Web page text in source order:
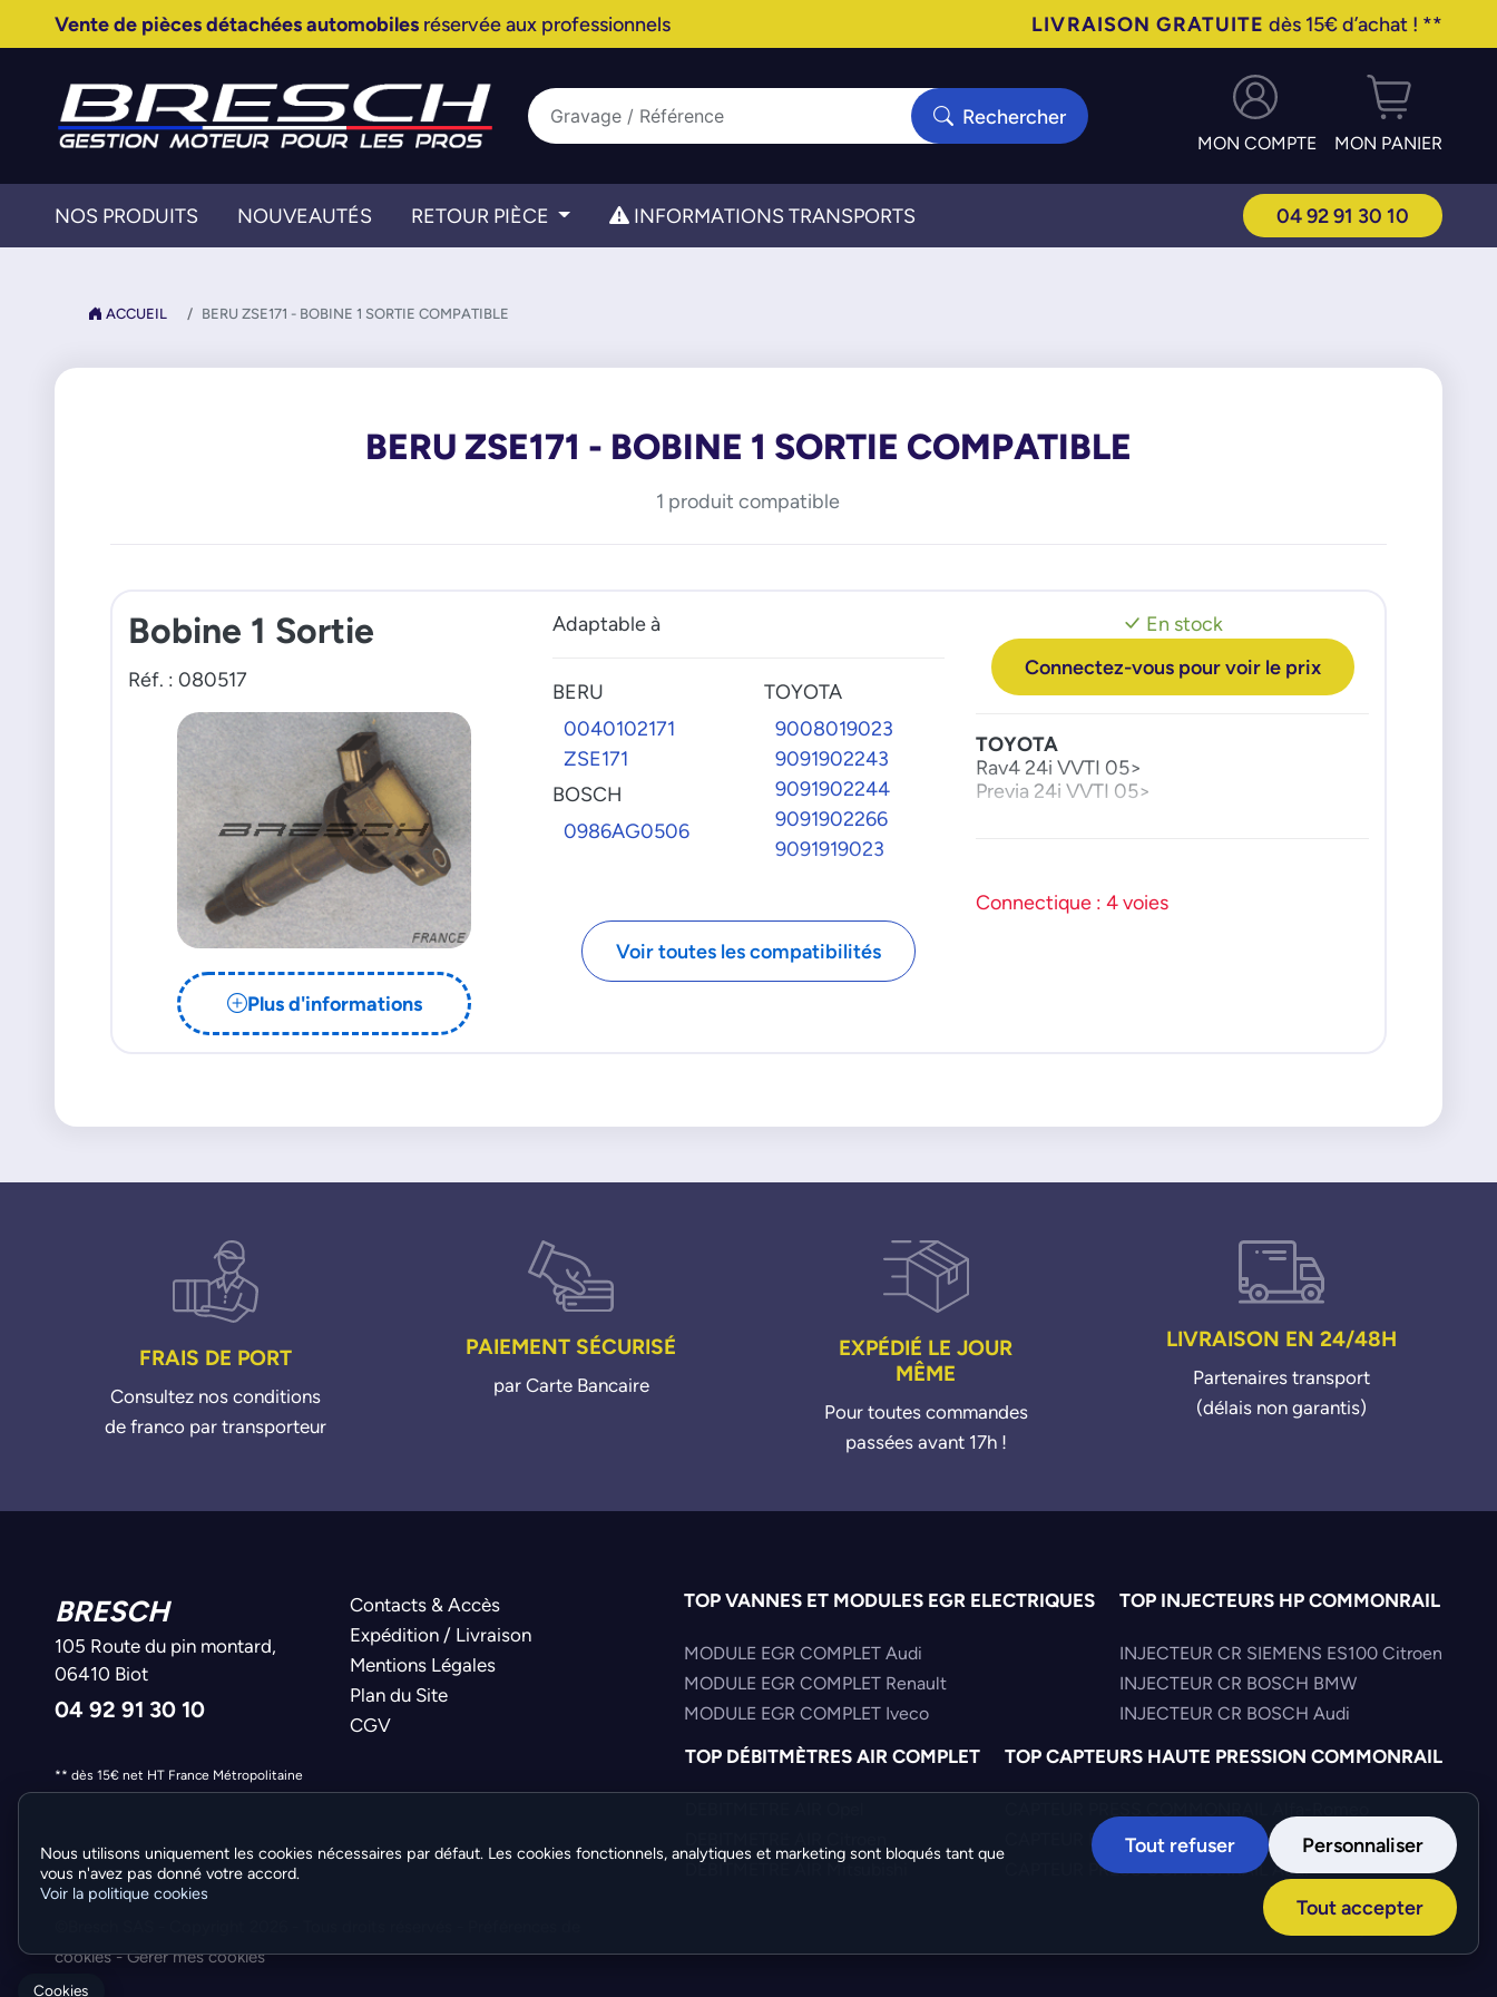
Vente de pièces détachées automobilesréservée aux professionnels LIVRAISON GRATUITE dès 15€ d’achat ! **
Rechercher
MON COMPTE MON PANIER
NOS PRODUITS NOUVEAUTÉS RETOUR PIÈCE INFORMATIONS TRANSPORTS 04 92 91 30 10
ACCUEIL BERU ZSE171 - BOBINE 1 SORTIE COMPATIBLE
BERU ZSE171 - BOBINE 1 SORTIE COMPATIBLE
1 produit compatible
Bobine 1 Sortie
Réf. : 080517
Plus d'informations
Adaptable à
BERU
0040102171
ZSE171
BOSCH
0986AG0506
TOYOTA
9008019023
9091902243
9091902244
9091902266
9091919023
Voir toutes les compatibilités
En stock
Connectez-vous pour voir le prix
TOYOTA
Rav4 24i VVTI 05>
Previa 24i VVTI 05>
Connectique : 4 voies
FRAIS DE PORT
Consultez nos conditions
de franco par transporteur
PAIEMENT SÉCURISÉ
par Carte Bancaire
EXPÉDIÉ LE JOUR
MÊME
Pour toutes commandes
passées avant 17h !
LIVRAISON EN 24/48H
Partenaires transport
(délais non garantis)
BRESCH
105 Route du pin montard,
06410 Biot
04 92 91 30 10
Contacts & Accès
Expédition / Livraison
Mentions Légales
Plan du Site
CGV
** dès 15€ net HT France Métropolitaine
TOP VANNES ET MODULES EGR ELECTRIQUES
MODULE EGR COMPLET Audi
MODULE EGR COMPLET Renault
MODULE EGR COMPLET Iveco
TOP INJECTEURS HP COMMONRAIL
INJECTEUR CR SIEMENS ES100 Citroen
INJECTEUR CR BOSCH BMW
INJECTEUR CR BOSCH Audi
TOP DÉBITMÈTRES AIR COMPLET
DEBITMETRE AIR Mitsubishi
TOP CAPTEURS HAUTE PRESSION COMMONRAIL
CAPTEUR PRESS COMMONRAIL Iveco
CAPTEUR PRESS COMMONRAIL Audi
cookies-Gérer mes cookies
Création :
Cookies
Nous utilisons uniquement les cookies nécessaires par défaut. Les cookies fonctionnels, analytiques et marketing sont bloqués tant que
vous n'avez pas donné votre accord.
Voir la politique cookies
Tout refuser Personnaliser
Tout accepter